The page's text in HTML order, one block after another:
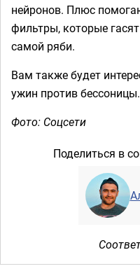
нейронов. Плюс
фильтры, которые
самой ряби.
Вам также будет
ужин против бессоницы.
Фото: Соцсети
Поделиться в